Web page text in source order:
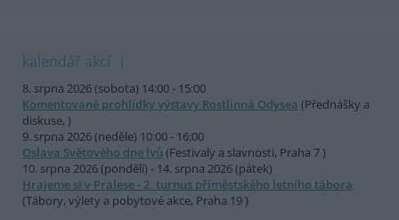
kalendář akcí
8. srpna 2026 (sobota) 14:00 - 15:00
Komentované prohlídky výstavy Rostlinná Odysea (Přednášky a
diskuse, )
9. srpna 2026 (neděle) 10:00 - 16:00
Oslava Světového dne lvů (Festivaly a slavnosti, Praha 7 )
10. srpna 2026 (pondělí) - 14. srpna 2026 (pátek)
Hrajeme si v Pralese - 2. turnus příměstského letního tábora
(Tábory, výlety a pobytové akce, Praha 19 )